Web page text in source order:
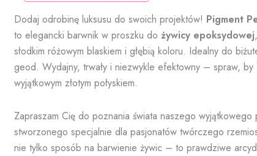
róż
Barbie
Dodaj odrobinę luksusu do swoich projektów! Pigment
to elegancki barwnik w proszku do żywicy epoksydowej
słodkim różowym blaskiem i głębią koloru. Idealny do
geod. Wydajny, trwały i niezwykle efektowny – spraw, by
wyjątkowym złotym połyskiem.
Zapraszam Cię do poznania świata naszego wyjątkowego
stworzonego specjalnie dla pasjonatów twórczego
nie tylko sposób na barwienie żywic – to prawdziwe